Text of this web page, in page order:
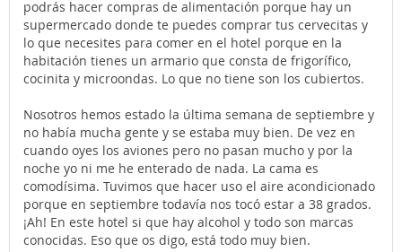
podrás hacer compras de alimentación porque hay un
supermercado donde te puedes comprar tus cervecitas y
lo que necesites para comer en el hotel porque en la
habitación tienes un armario que consta de frigorífico,
cocinita y microondas. Lo que no tiene son los cubiertos.
Nosotros hemos estado la última semana de septiembre y
no había mucha gente y se estaba muy bien. De vez en
cuando oyes los aviones pero no pasan mucho y por la
noche yo ni me he enterado de nada. La cama es
comodísima. Tuvimos que hacer uso el aire acondicionado
porque en septiembre todavía nos tocó estar a 38 grados.
¡Ah! En este hotel si que hay alcohol y todo son marcas
conocidas. Eso que os digo, está todo muy bien.